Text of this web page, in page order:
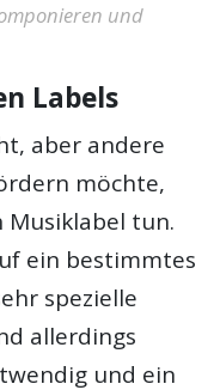
und
Labels
aber andere
möchte,
Musiklabel tun.
ein bestimmtes
spezielle
allerdings
und ein